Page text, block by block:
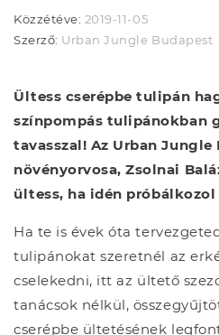
Közzétéve: 2019-11-05
Szerző: Urban Jungle Budapest
Ültess cserépbe tulipán
színpompás tulipánokban
tavasszal! Az Urban Jungle
növényorvosa, Zsolnai
ültess, ha idén próbálkozol
Ha te is évek óta
tulipánokat szeretnél az
cselekedni, itt az ültető
tanácsok nélkül,
cserépbe ültetésének